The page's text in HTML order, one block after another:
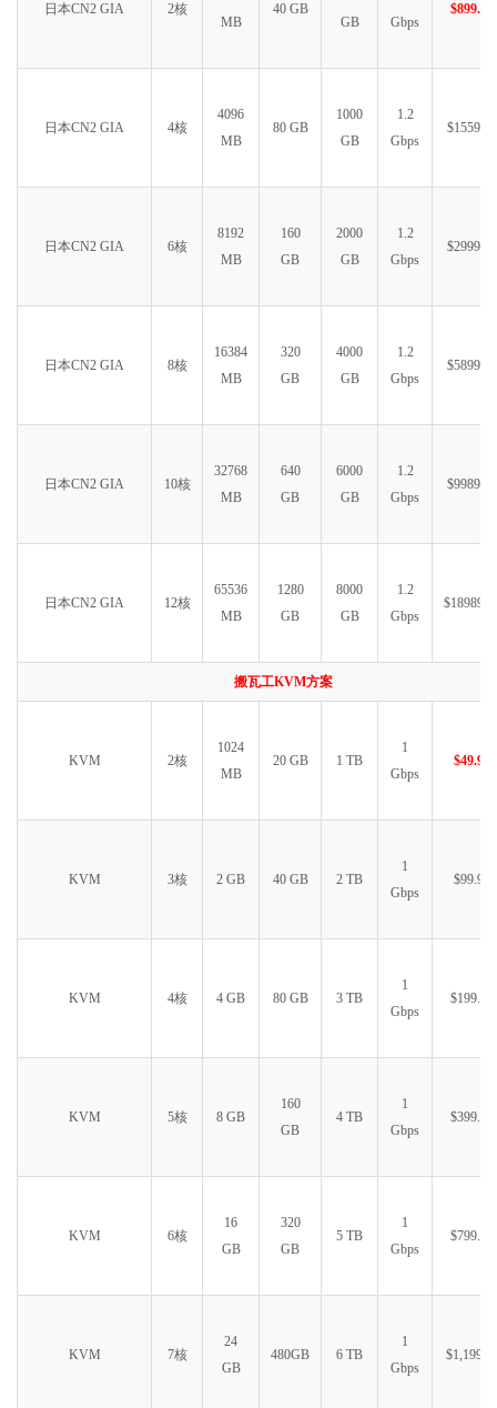
日本CN2 GIA 2核
MB
40 GB
GB
Gbps
$899.99
日本CN2 GIA 4核
4096
MB
80 GB
1000
GB
1.2
Gbps
$1559.99
日本CN2 GIA 6核
8192
MB
160
GB
2000
GB
1.2
Gbps
$2999.99
日本CN2 GIA 8核
16384
MB
320
GB
4000
GB
1.2
Gbps
$5899.99
日本CN2 GIA 10核
32768
MB
640
GB
6000
GB
1.2
Gbps
$9989.99
日本CN2 GIA 12核
65536
MB
1280
GB
8000
GB
1.2
Gbps
搬瓦工KVM方案
KVM 2核
1024
MB
20 GB 1 TB
1
Gbps
$49.99
KVM 3核 2 GB 40 GB 2 TB
1
Gbps
$99.99
KVM 4核 4 GB 80 GB 3 TB
1
Gbps
$199.99
KVM 5核 8 GB
160
GB
4 TB
1
Gbps
$399.99
KVM 6核
16
GB
320
GB
5 TB
1
Gbps
$799.99
KVM 7核
24
GB
480GB 6 TB
1
Gbps